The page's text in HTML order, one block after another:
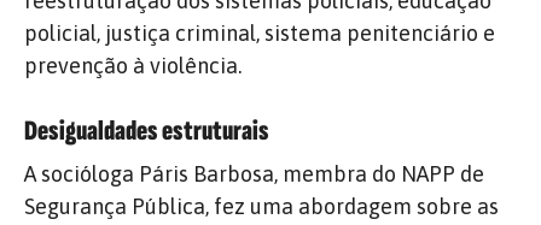
policial, justiça criminal, sistema penitenciário e
prevenção à violência.
Desigualdades estruturais
A socióloga Páris Barbosa, membra do NAPP de
Segurança Pública, fez uma abordagem sobre as